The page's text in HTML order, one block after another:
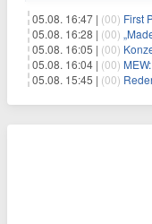
05.08. 16:47 | (00) First Phosphate
05.08. 16:28 | (00) „Made in
05.08. 16:05 | (00)
05.08. 16:04 | (00) MEW:
05.08. 15:45 | (00) Reden